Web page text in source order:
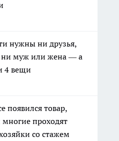
нужны ни друзья,
ни муж или жена — а
4 вещи
появился товар,
проходят
со стажем